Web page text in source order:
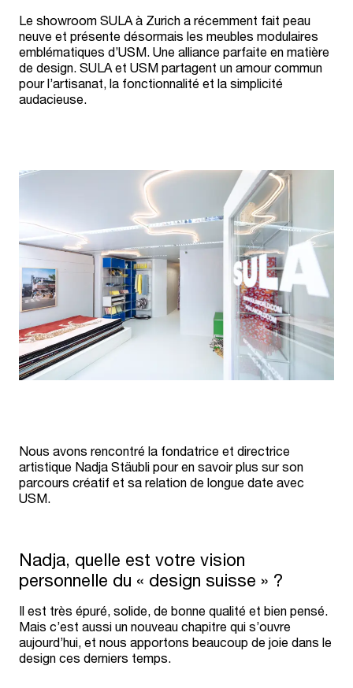
Le showroom SULA à Zurich a récemment fait peau
neuve et présente désormais les meubles modulaires
emblématiques d’USM. Une alliance parfaite en matière
de design. SULA et USM partagent un amour commun
pour l’artisanat, la fonctionnalité et la simplicité
audacieuse.
Nous avons rencontré la fondatrice et directrice
artistique Nadja Stäubli pour en savoir plus sur son
parcours créatif et sa relation de longue date avec
USM.
Nadja, quelle est votre vision
personnelle du « design suisse » ?
Il est très épuré, solide, de bonne qualité et bien pensé.
Mais c’est aussi un nouveau chapitre qui s’ouvre
aujourd’hui, et nous apportons beaucoup de joie dans le
design ces derniers temps.